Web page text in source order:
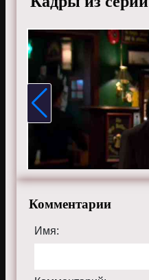
Комментарии
Имя: